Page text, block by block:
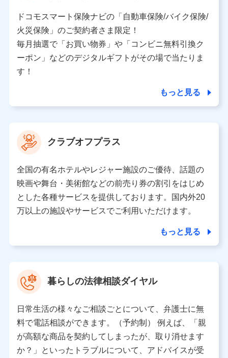
〒103-0013 東京都中央区日本橋人形町2-14-10 アー
バンネット日本橋ビル 3F
株式会社ドコモ・インシュアランス
個人情報の第三者提供について
当社は利用目的の達成に必要な範囲内において個人情報
の取り扱いの全部または一部を委託する場合がありま
す。
個人データの共同利用
当社は株式会社NTTドコモとの間で、以下のとおり個
人データを共同利用します。
氏名、電話番号、メールアドレス、お客さまの識別子、属
性、連絡先、dポイントサービスのご利用に関する情報。例
として、dポイントカード番号、性別、年齢、家族構成、住
所、dポイント残高、dポイント利用履歴などが含まれます。
利用情報
当社又は株式会社NTTドコモが提供する各種サービスなどの
ご契約・ご利用などに関する情報。例として、当社又は株式
会社NTTドコモが提供する各種サービスのご契約状態・ご利
用履歴インターネット利用時の行動に関する情報、アプリケ
ドコモスマート保険ナビの「自動車保険/バイク保険/
火災保険」のご契約者さま限定！
毎月抽選で「お買い物券」や「コンビニ無料引換ク
ーポン」などのデジタルギフトがその場で当たりま
す！
もっと見る
クラブオフプラス
全国の有名ホテルやレジャー施設のご優待、話題の
映画や舞台・美術館などの前売り券の割引をはじめ
とした各種サービスを提供しております。国内外20
万以上の施設やサービスでご利用いただけます。
もっと見る
暮らしの法律相談ダイヤル
日常生活の様々なご相談ごとについて、弁護士に無
料で電話相談ができます。（予約制） 例えば、「親
が高額な商品を契約してしまったが、取り消せます
か？」といったトラブルについて、アドバイスが受